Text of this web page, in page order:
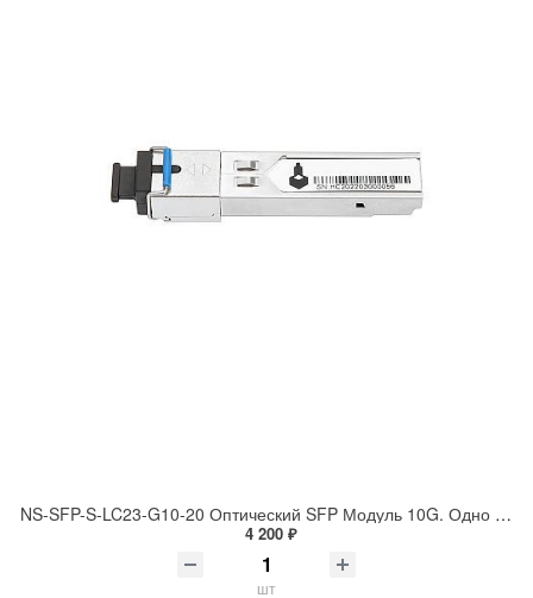
NS-SFP-S-LC23-G10-20 Оптический SFP Модуль 10G. Одно волокно Single Mode. Скорость: до 10 Гбит/c.
4 200 ₽
шт